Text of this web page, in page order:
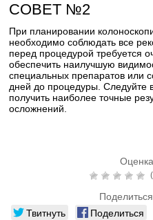
СОВЕТ №2
При планировании
необходимо соблюдать все
перед процедурой требуется
обеспечить наилучшую
специальных препаратов или
дней до процедуры. Следуйте
получить наиболее точные
осложнений.
Твитнуть Поделиться